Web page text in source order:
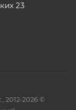
23
2012-2026 ©